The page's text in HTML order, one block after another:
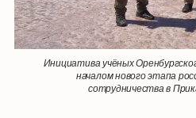
Инициатива учёных
началом нового этапа
сотрудничества в